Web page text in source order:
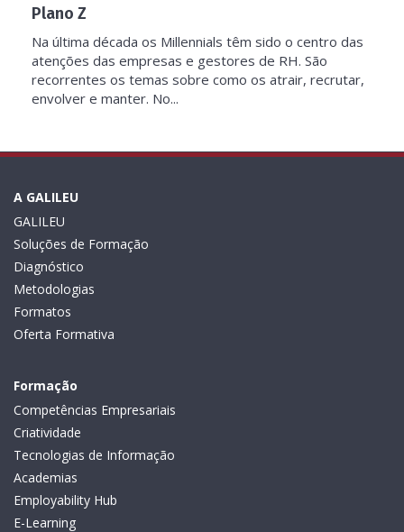
Plano Z
Na última década os Millennials têm sido o centro das
atenções das empresas e gestores de RH. São
recorrentes os temas sobre como os atrair, recrutar,
envolver e manter. No...
A GALILEU
GALILEU
Soluções de Formação
Diagnóstico
Metodologias
Formatos
Oferta Formativa
Formação
Competências Empresariais
Criatividade
Tecnologias de Informação
Academias
Employability Hub
E-Learning